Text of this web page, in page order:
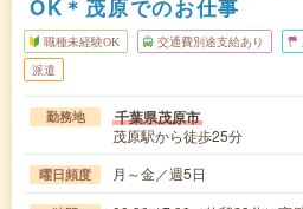
OK＊茂原でのお仕事
職種未経験OK 交通費別途支給あり
派遣
勤務地 千葉県茂原市
茂原駅から徒歩25分
曜日頻度 月～金／週5日